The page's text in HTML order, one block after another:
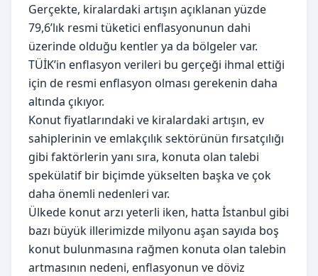
Gerçekte, kiralardaki artışın açıklanan yüzde
79,6’lık resmi tüketici enflasyonunun dahi
üzerinde olduğu kentler ya da bölgeler var.
TÜİK’in enflasyon verileri bu gerçeği ihmal ettiği
için de resmi enflasyon olması gerekenin daha
altında çıkıyor.
Konut fiyatlarındaki ve kiralardaki artışın, ev
sahiplerinin ve emlakçılık sektörünün fırsatçılığı
gibi faktörlerin yanı sıra, konuta olan talebi
spekülatif bir biçimde yükselten başka ve çok
daha önemli nedenleri var.
Ülkede konut arzı yeterli iken, hatta İstanbul gibi
bazı büyük illerimizde milyonu aşan sayıda boş
konut bulunmasına rağmen konuta olan talebin
artmasının nedeni, enflasyonun ve döviz